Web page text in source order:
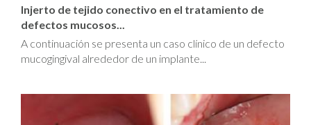
Injerto de tejido conectivo en el tratamiento de
defectos mucosos...
A continuación se presenta un caso clínico de un defecto
mucogingival alrededor de un implante...